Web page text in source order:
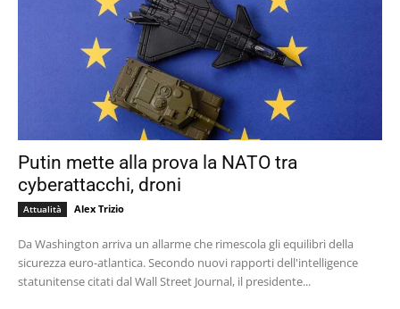
Putin mette alla prova la NATO tra
cyberattacchi, droni
Attualità Alex Trizio
Da Washington arriva un allarme che rimescola gli equilibri della
sicurezza euro-atlantica. Secondo nuovi rapporti dell'intelligence
statunitense citati dal Wall Street Journal, il presidente...